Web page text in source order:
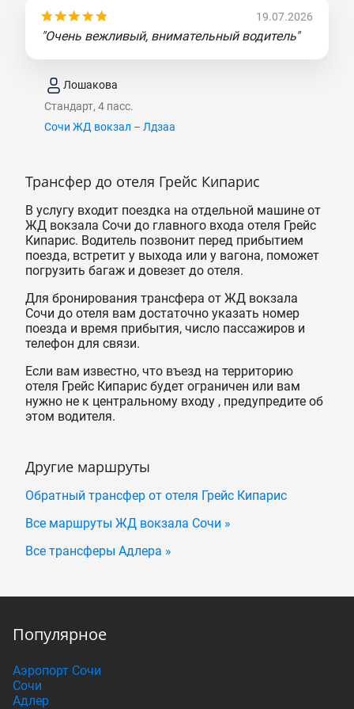
19.07.2026
"Очень вежливый, внимательный водитель"
Лошакова
Стандарт, 4 пасс.
Сочи ЖД вокзал – Лдзаа
Трансфер до отеля Грейс Кипарис
В услугу входит поездка на отдельной машине от
ЖД вокзала Сочи до главного входа отеля Грейс
Кипарис. Водитель позвонит перед прибытием
поезда, встретит у выхода или у вагона, поможет
погрузить багаж и довезет до отеля.
Для бронирования трансфера от ЖД вокзала
Сочи до отеля вам достаточно указать номер
поезда и время прибытия, число пассажиров и
телефон для связи.
Если вам известно, что въезд на территорию
отеля Грейс Кипарис будет ограничен или вам
нужно не к центральному входу , предупредите об
этом водителя.
Другие маршруты
Обратный трансфер от отеля Грейс Кипарис
Все маршруты ЖД вокзала Сочи »
Все трансферы Адлера »
Популярное
Аэропорт Сочи
Сочи
Адлер